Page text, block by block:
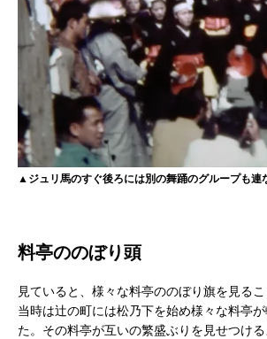
▲ジュリ馬のすぐ後ろには別の舞踊のグループも連
料亭ののぼり頭
見ていると、様々な料亭ののぼり旗を見る
当時は辻の町には松乃下を始め様々な料亭
た。その料亭が互いの繁盛ぶりを見せつけ